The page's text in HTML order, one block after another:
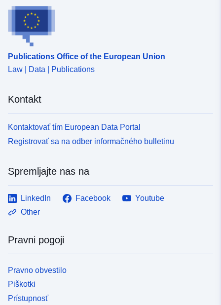
Publications Office of the European Union
Law | Data | Publications
Kontakt
Kontaktovať tím European Data Portal
Registrovať sa na odber informačného bulletinu
Spremljajte nas na
LinkedIn Facebook
Youtube
Other
Pravni pogoji
Pravno obvestilo
Piškotki
Prístupnosť